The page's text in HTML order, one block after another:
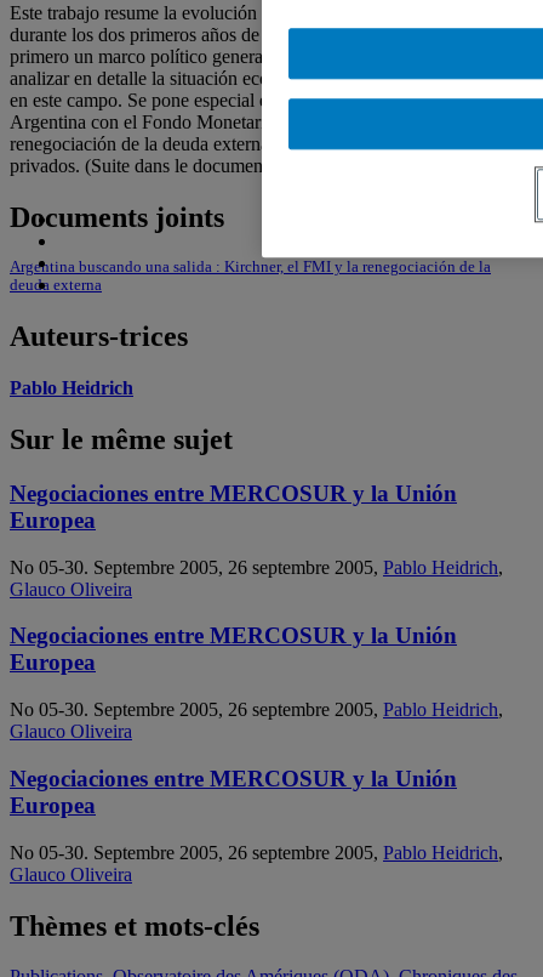
Este trabajo resume la evolución de la política y economía argentina
durante los dos primeros años de gobierno de Néstor Kirchner. Da
primero un marco político general de este período, para luego
analizar en detalle la situación económica y las políticas del gobierno
en este campo. Se pone especial énfasis en las relaciones de
Argentina con el Fondo Monetario Internacional (FMI) y la
renegociación de la deuda externa con los tenedores de bonos
privados. (Suite dans le document pdf)
Documents joints
Argentina buscando una salida : Kirchner, el FMI y la renegociación de la
deuda externa
Auteurs-trices
Pablo Heidrich
Sur le même sujet
Negociaciones entre MERCOSUR y la Unión
Europea
No 05-30. Septembre 2005, 26 septembre 2005, Pablo Heidrich,
Glauco Oliveira
Negociaciones entre MERCOSUR y la Unión
Europea
No 05-30. Septembre 2005, 26 septembre 2005, Pablo Heidrich,
Glauco Oliveira
Negociaciones entre MERCOSUR y la Unión
Europea
No 05-30. Septembre 2005, 26 septembre 2005, Pablo Heidrich,
Glauco Oliveira
Thèmes et mots-clés